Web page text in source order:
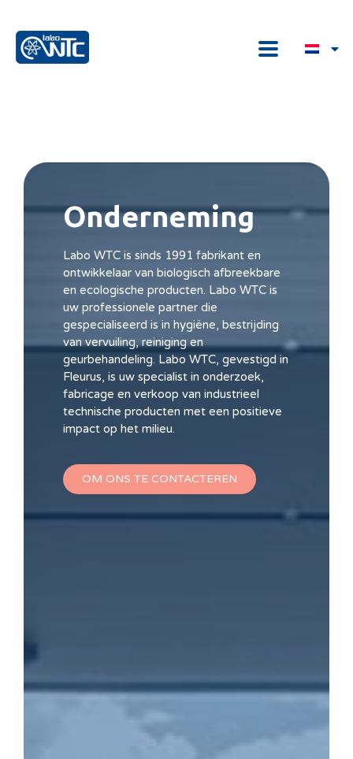
Onderneming
Labo WTC is sinds 1991 fabrikant en
ontwikkelaar van biologisch afbreekbare
en ecologische producten. Labo WTC is
uw professionele partner die
gespecialiseerd is in hygiëne, bestrijding
van vervuiling, reiniging en
geurbehandeling. Labo WTC, gevestigd in
Fleurus, is uw specialist in onderzoek,
fabricage en verkoop van industrieel
technische producten met een positieve
impact op het milieu.
OM ONS TE CONTACTEREN